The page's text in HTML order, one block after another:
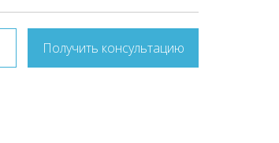
Получить консультацию